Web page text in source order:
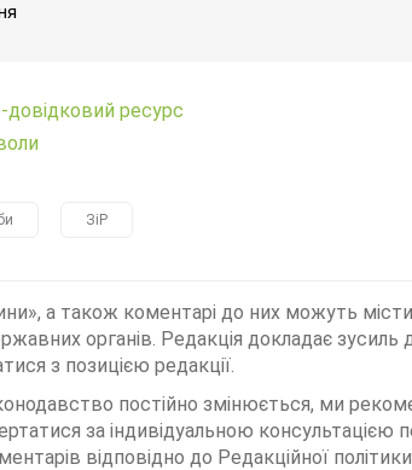
довідковий ресурс
ЗіР
а також коментарі до них можуть
органів. Редакція докладає зусиль
з позицією редакції.
постійно змінюється, ми
за індивідуальною консультацією
відповідно до Редакційної